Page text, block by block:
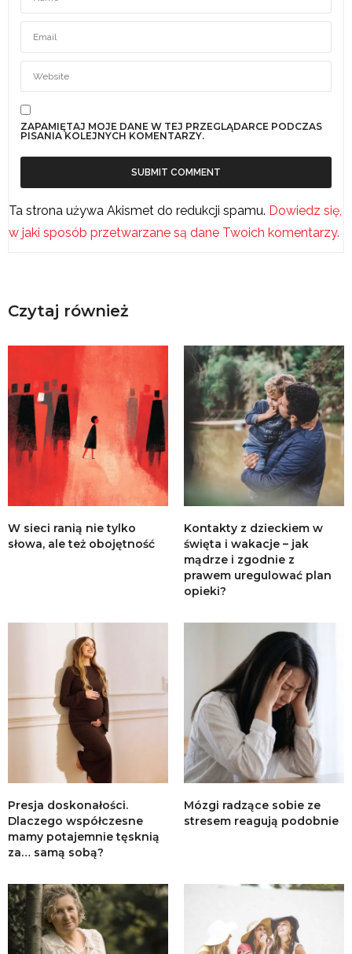
ZAPAMIĘTAJ MOJE DANE W TEJ PRZEGLĄDARCE PODCZAS
PISANIA KOLEJNYCH KOMENTARZY.
Ta strona używa Akismet do redukcji spamu. Dowiedz się,
w jaki sposób przetwarzane są dane Twoich komentarzy.
Czytaj również
W sieci ranią nie tylko
słowa, ale też obojętność
Kontakty z dzieckiem w
święta i wakacje – jak
mądrze i zgodnie z
prawem uregulować plan
opieki?
Presja doskonałości.
Dlaczego współczesne
mamy potajemnie tęsknią
za… samą sobą?
Mózgi radzące sobie ze
stresem reagują podobnie